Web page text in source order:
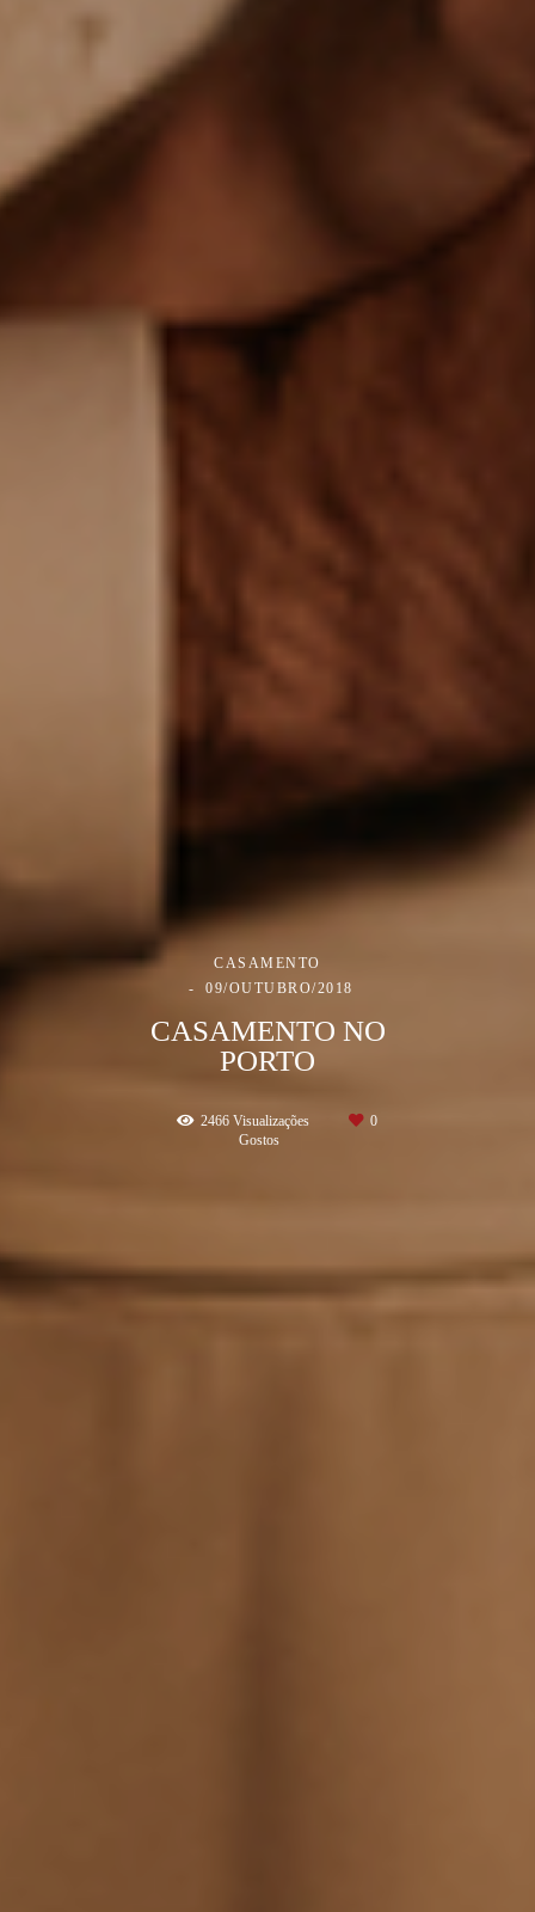
CASAMENTO
09/OUTUBRO/2018
CASAMENTO NO
PORTO
2466Visualizações
0
Gostos